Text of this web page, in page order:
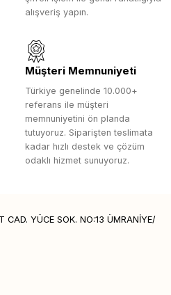
alışveriş yapın.
Müşteri Memnuniyeti
Türkiye genelinde 10.000+
referans ile müşteri
memnuniyetini ön planda
tutuyoruz. Siparişten teslimata
kadar hızlı destek ve çözüm
odaklı hizmet sunuyoruz.
CAD. YÜCE SOK. NO:13 ÜMRANİYE/